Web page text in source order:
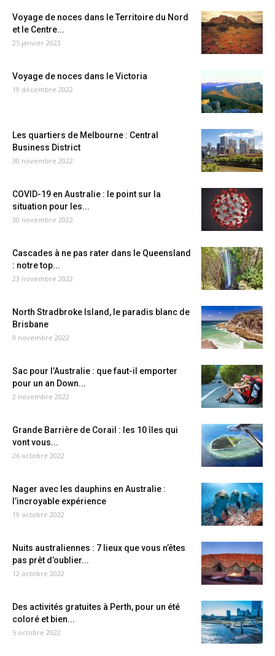
Voyage de noces dans le Territoire du Nord
et le Centre...
25 janvier 2023
Voyage de noces dans le Victoria
19 décembre 2022
Les quartiers de Melbourne : Central
Business District
30 novembre 2022
COVID-19 en Australie : le point sur la
situation pour les...
30 novembre 2022
Cascades à ne pas rater dans le Queensland
: notre top...
23 novembre 2022
North Stradbroke Island, le paradis blanc de
Brisbane
9 novembre 2022
Sac pour l’Australie : que faut-il emporter
pour un an Down...
2 novembre 2022
Grande Barrière de Corail : les 10 îles qui
vont vous...
26 octobre 2022
Nager avec les dauphins en Australie :
l’incroyable expérience
19 octobre 2022
Nuits australiennes : 7 lieux que vous n’êtes
pas prêt d’oublier...
12 octobre 2022
Des activités gratuites à Perth, pour un été
coloré et bien...
5 octobre 2022